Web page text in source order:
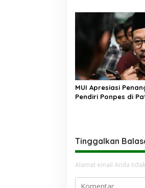
Penghormatan atas
yang Tetap
MUI Apresiasi
Pendiri Ponpes di
Tinggalkan
Alamat email Anda